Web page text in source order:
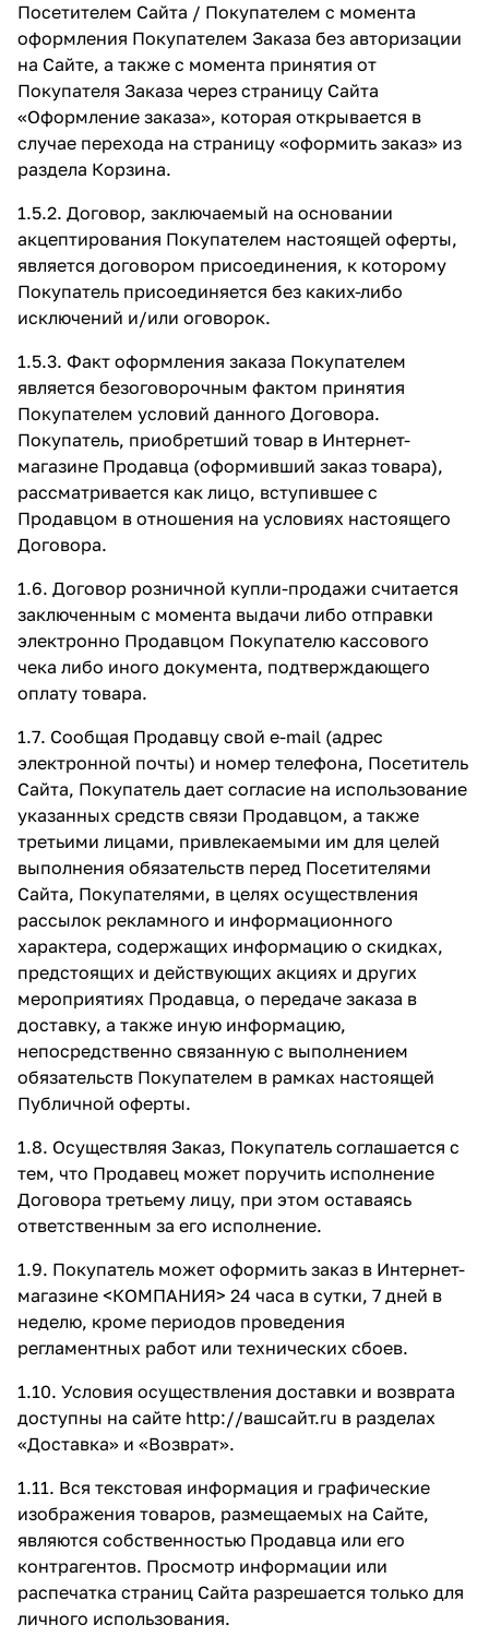
Посетителем Сайта / Покупателем с момента
оформления Покупателем Заказа без авторизации
на Сайте, а также с момента принятия от
Покупателя Заказа через страницу Сайта
«Оформление заказа», которая открывается в
случае перехода на страницу «оформить заказ» из
раздела Корзина.
1.5.2. Договор, заключаемый на основании
акцептирования Покупателем настоящей оферты,
является договором присоединения, к которому
Покупатель присоединяется без каких-либо
исключений и/или оговорок.
1.5.3. Факт оформления заказа Покупателем
является безоговорочным фактом принятия
Покупателем условий данного Договора.
Покупатель, приобретший товар в Интернет-
магазине Продавца (оформивший заказ товара),
рассматривается как лицо, вступившее с
Продавцом в отношения на условиях настоящего
Договора.
1.6. Договор розничной купли-продажи считается
заключенным с момента выдачи либо отправки
электронно Продавцом Покупателю кассового
чека либо иного документа, подтверждающего
оплату товара.
1.7. Сообщая Продавцу свой e-mail (адрес
электронной почты) и номер телефона, Посетитель
Сайта, Покупатель дает согласие на использование
указанных средств связи Продавцом, а также
третьими лицами, привлекаемыми им для целей
выполнения обязательств перед Посетителями
Сайта, Покупателями, в целях осуществления
рассылок рекламного и информационного
характера, содержащих информацию о скидках,
предстоящих и действующих акциях и других
мероприятиях Продавца, о передаче заказа в
доставку, а также иную информацию,
непосредственно связанную с выполнением
обязательств Покупателем в рамках настоящей
Публичной оферты.
1.8. Осуществляя Заказ, Покупатель соглашается с
тем, что Продавец может поручить исполнение
Договора третьему лицу, при этом оставаясь
ответственным за его исполнение.
1.9. Покупатель может оформить заказ в Интернет-
магазине <КОМПАНИЯ> 24 часа в сутки, 7 дней в
неделю, кроме периодов проведения
регламентных работ или технических сбоев.
1.10. Условия осуществления доставки и возврата
доступны на сайте http://вашсайт.ru в разделах
«Доставка» и «Возврат».
1.11. Вся текстовая информация и графические
изображения товаров, размещаемых на Сайте,
являются собственностью Продавца или его
контрагентов. Просмотр информации или
распечатка страниц Сайта разрешается только для
личного использования.